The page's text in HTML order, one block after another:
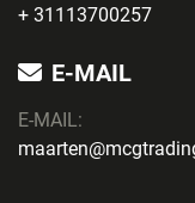
+ 31113700257
E-MAIL
E-MAIL: